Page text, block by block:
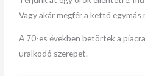
Vagy akár megfér a kettő egymás
A 70-es években betörtek a
uralkodó szerepet.